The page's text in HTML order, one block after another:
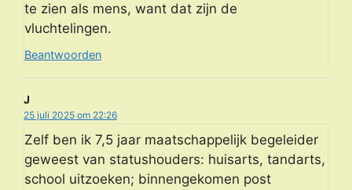
te zien als mens, want dat zijn de
vluchtelingen.
Beantwoorden
J
25 juli 2025 om 22:26
Zelf ben ik 7,5 jaar maatschappelijk begeleider
geweest van statushouders: huisarts, tandarts,
school uitzoeken; binnengekomen post